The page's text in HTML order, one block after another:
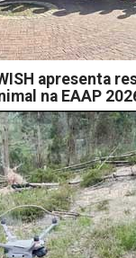
apresenta
na EAAP